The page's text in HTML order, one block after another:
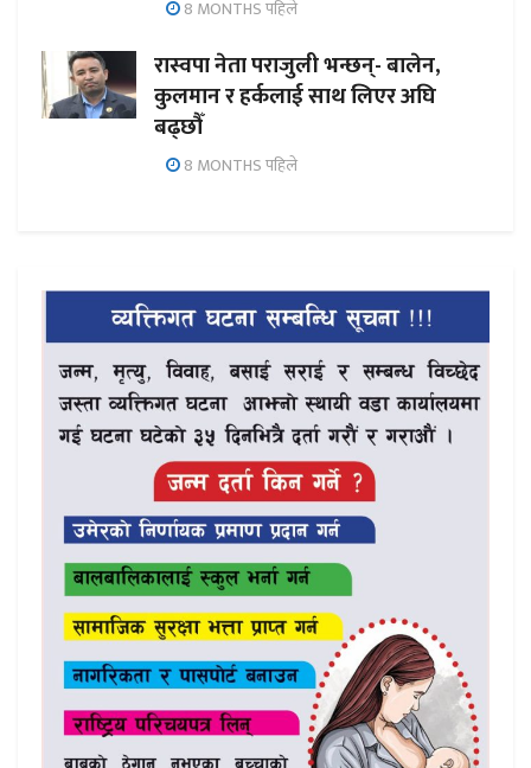
8 MONTHS पहिले
रास्वपा नेता पराजुली भन्छन्- बालेन,
कुलमान र हर्कलाई साथ लिएर अघि
बढ्छौँ
8 MONTHS पहिले